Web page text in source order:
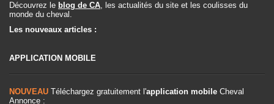
Découvrez le blog de CA, les actualités du site et les coulisses du
monde du cheval.
Les nouveaux articles :
APPLICATION MOBILE
NOUVEAU Téléchargez gratuitement l'application mobile Cheval
Annonce :